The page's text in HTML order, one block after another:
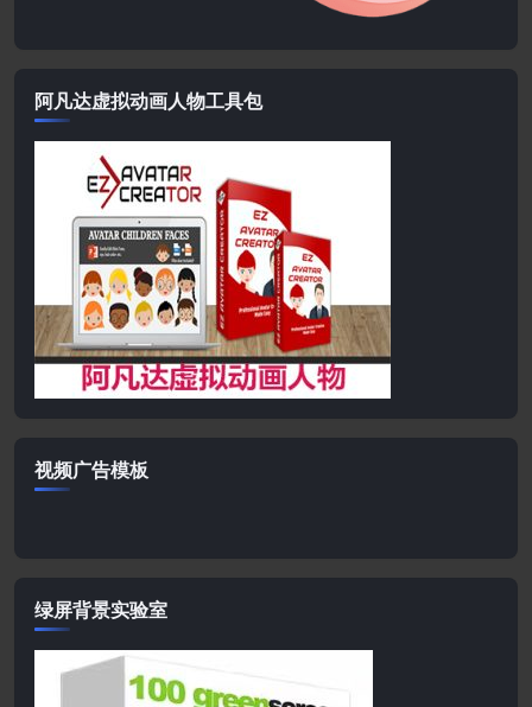
阿凡达虚拟动画人物工具包
视频广告模板
绿屏背景实验室